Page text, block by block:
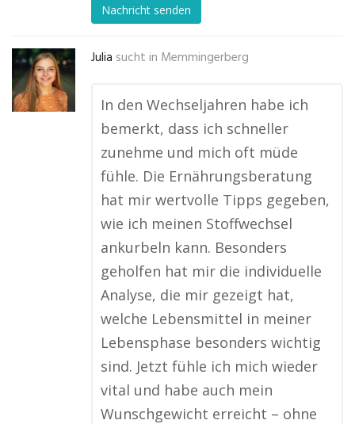
Nachricht senden
Julia sucht in Memmingerberg
In den Wechseljahren habe ich
bemerkt, dass ich schneller
zunehme und mich oft müde
fühle. Die Ernährungsberatung
hat mir wertvolle Tipps gegeben,
wie ich meinen Stoffwechsel
ankurbeln kann. Besonders
geholfen hat mir die individuelle
Analyse, die mir gezeigt hat,
welche Lebensmittel in meiner
Lebensphase besonders wichtig
sind. Jetzt fühle ich mich wieder
vital und habe auch mein
Wunschgewicht erreicht – ohne